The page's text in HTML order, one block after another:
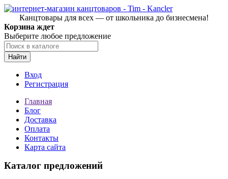
Канцтовары для всех — от школьника до бизнесмена!
Корзина ждет
Выберите любое предложение
Найти
Вход
Регистрация
Главная
Блог
Доставка
Оплата
Контакты
Карта сайта
Каталог предложений